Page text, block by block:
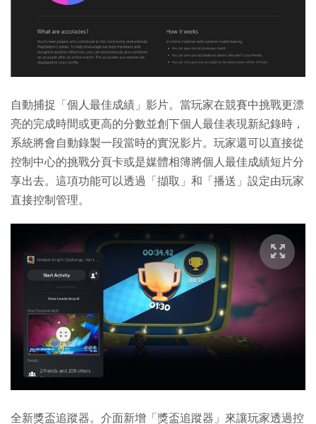
自動捕捉「個人最佳成績」影片。當玩家在競賽中挑戰更漂
亮的完成時間或更高的分數並創下個人最佳表現新紀錄時，
系統將會自動錄製一段當時的實況影片。玩家還可以直接從
控制中心的挑戰分頁卡或是媒體相簿將個人最佳成績短片分
享出去。這項功能可以透過「擷取」和「播送」設定由玩家
直接控制管理。
全新獎盃追蹤器。介面新增「獎盃追蹤器」來讓玩家透過控